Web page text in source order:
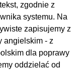
zgodnie z
systemu. Na
zapisujemy z
angielskim - z
dla poprawy
oddzielać od